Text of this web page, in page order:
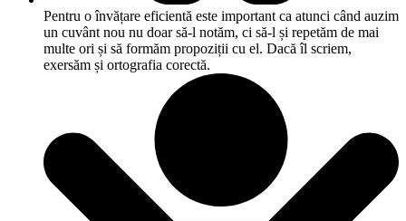
Pentru o învățare eficientă este important ca atunci când auzim
un cuvânt nou nu doar să-l notăm, ci să-l și repetăm de mai
multe ori și să formăm propoziții cu el. Dacă îl scriem,
exersăm și ortografia corectă.